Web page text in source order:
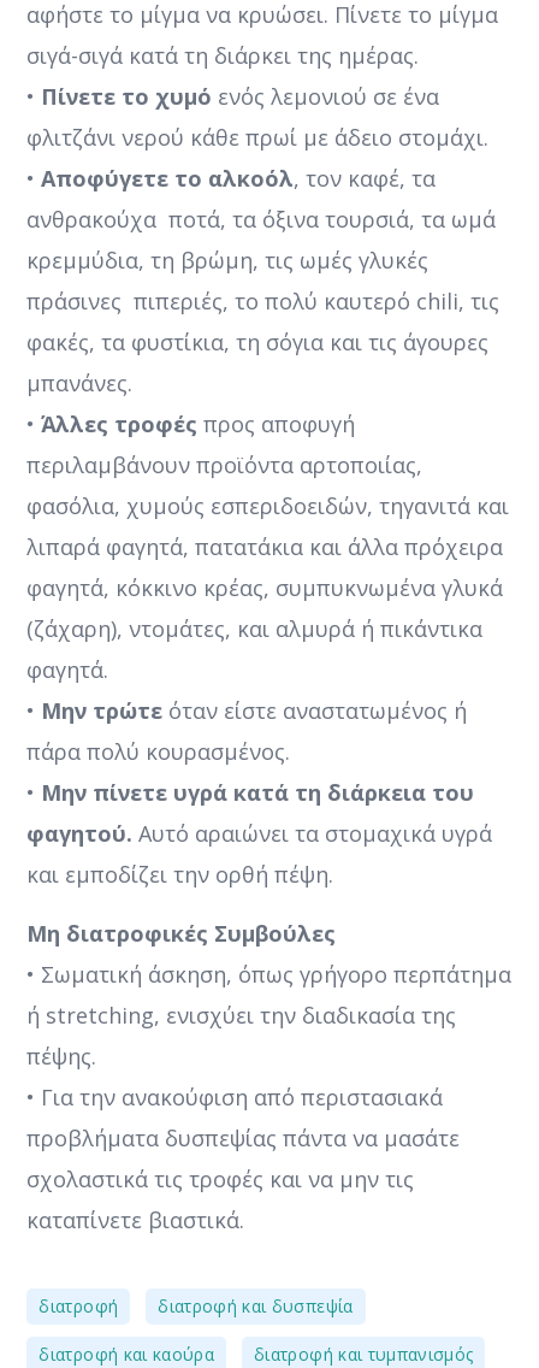
αφήστε το μίγμα να κρυώσει. Πίνετε το μίγμα
σιγά-σιγά κατά τη διάρκει της ημέρας.
• Πίνετε το χυμό ενός λεμονιού σε ένα
φλιτζάνι νερού κάθε πρωί με άδειο στομάχι.
•Αποφύγετε το αλκοόλ, τον καφέ, τα
ανθρακούχα ποτά, τα όξινα τουρσιά, τα ωμά
κρεμμύδια, τη βρώμη, τις ωμές γλυκές
πράσινες πιπεριές, το πολύ καυτερό chili, τις
φακές, τα φυστίκια, τη σόγια και τις άγουρες
μπανάνες.
•Άλλες τροφέςπρος αποφυγή
περιλαμβάνουν προϊόντα αρτοποιίας,
φασόλια, χυμούς εσπεριδοειδών, τηγανιτά και
λιπαρά φαγητά, πατατάκια και άλλα πρόχειρα
φαγητά, κόκκινο κρέας, συμπυκνωμένα γλυκά
(ζάχαρη), ντομάτες, και αλμυρά ή πικάντικα
φαγητά.
• Μην τρώτε όταν είστε αναστατωμένος ή
πάρα πολύ κουρασμένος.
• Μην πίνετε υγρά κατά τη διάρκεια του
φαγητού. Αυτό αραιώνει τα στομαχικά υγρά
και εμποδίζει την ορθή πέψη.
Μη διατροφικές Συμβούλες
• Σωματική άσκηση, όπως γρήγορο περπάτημα
ή stretching, ενισχύει την διαδικασία της
πέψης.
• Για την ανακούφιση από περιστασιακά
προβλήματα δυσπεψίας πάντα να μασάτε
σχολαστικά τις τροφές και να μην τις
καταπίνετε βιαστικά.
διατροφή διατροφή και δυσπεψία
διατροφή και καούρα διατροφή και τυμπανισμός